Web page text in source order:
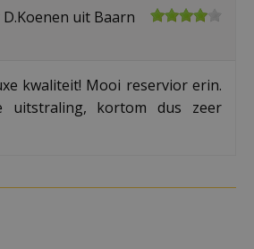
D.Koenen uit Baarn
kwaliteit! Mooi reservior erin.
uitstraling, kortom dus zeer